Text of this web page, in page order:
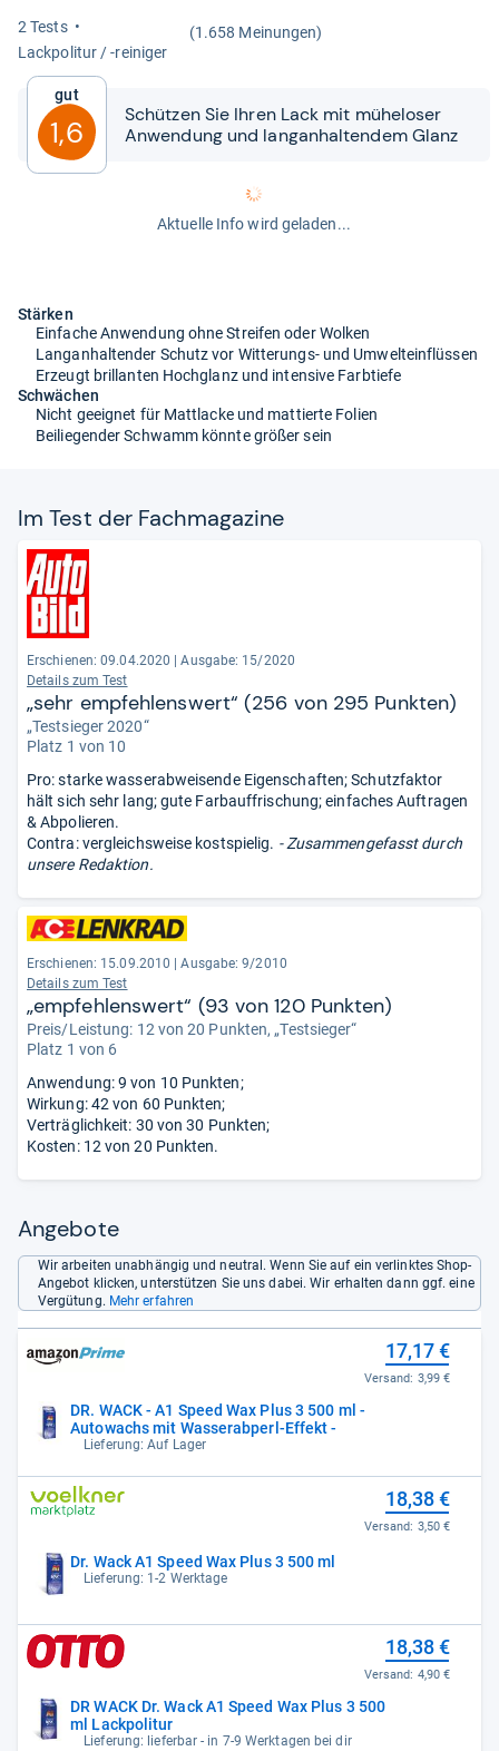
2 Tests
(1.658 Meinungen)
Lack­po­li­tur / -​rei­ni­ger
Gut
1,6
Schüt­zen Sie Ihren Lack mit mühe­lo­ser
Anwen­dung und lan­gan­hal­ten­dem Glanz
Aktuelle Info wird geladen...
Stärken
Einfache Anwendung ohne Streifen oder Wolken
Langanhaltender Schutz vor Witterungs- und Umwelteinflüssen
Erzeugt brillanten Hochglanz und intensive Farbtiefe
Schwächen
Nicht geeignet für Mattlacke und mattierte Folien
Beiliegender Schwamm könnte größer sein
Im Test der Fach­ma­ga­zine
Erschienen: 09.04.2020
Ausgabe: 15/2020
Details zum Test
„sehr empfehlenswert“ (256 von 295 Punkten)
„Testsieger 2020“
Platz 1 von 10
Pro: starke wasserabweisende Eigenschaften; Schutzfaktor
hält sich sehr lang; gute Farbauffrischung; einfaches Auftragen
& Abpolieren.
Contra: vergleichsweise kostspielig. - Zusammengefasst durch
unsere Redaktion.
Erschienen: 15.09.2010
Ausgabe: 9/2010
Details zum Test
„empfehlenswert“ (93 von 120 Punkten)
Preis/Leistung: 12 von 20 Punkten, „Testsieger“
Platz 1 von 6
Anwendung: 9 von 10 Punkten;
Wirkung: 42 von 60 Punkten;
Verträglichkeit: 30 von 30 Punkten;
Kosten: 12 von 20 Punkten.
Angebote
Wir arbeiten unabhängig und neutral. Wenn Sie auf ein verlinktes Shop-
Angebot klicken, unterstützen Sie uns dabei. Wir erhalten dann ggf. eine
Vergütung. Mehr erfahren
DR. WACK - A1 Speed Wax Plus 3 500 ml -
Autowachs mit Wasserabperl-Effekt -
Lieferung: Auf Lager
17,17 €
Versand: 3,99 €
Dr. Wack A1 Speed Wax Plus 3 500 ml
Lieferung: 1-2 Werktage
18,38 €
Versand: 3,50 €
DR WACK Dr. Wack A1 Speed Wax Plus 3 500
ml Lackpolitur
Lieferung: lieferbar - in 7-9 Werktagen bei dir
18,38 €
Versand: 4,90 €